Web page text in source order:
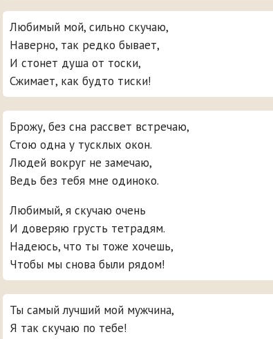
Любимый мой, сильно скучаю,
Наверно, так редко бывает,
И стонет душа от тоски,
Сжимает, как будто тиски!
Брожу, без сна рассвет встречаю,
Стою одна у тусклых окон.
Людей вокруг не замечаю,
Ведь без тебя мне одиноко.
Любимый, я скучаю очень
И доверяю грусть тетрадям.
Надеюсь, что ты тоже хочешь,
Чтобы мы снова были рядом!
Ты самый лучший мой мужчина,
Я так скучаю по тебе!